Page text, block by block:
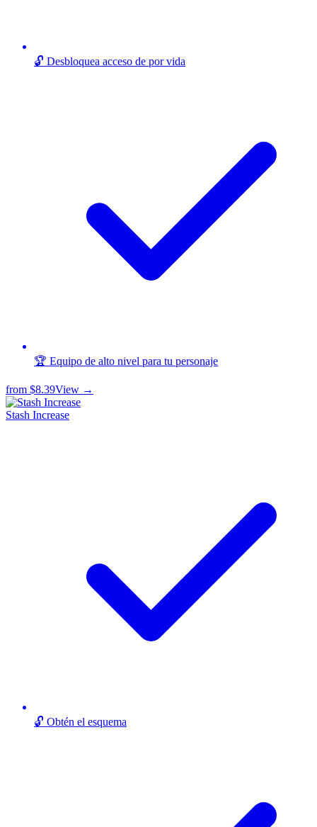
🔓 Desbloquea acceso de por vida
🏆 Equipo de alto nivel para tu personaje
from $8.39View →
Stash Increase
🔓 Obtén el esquema